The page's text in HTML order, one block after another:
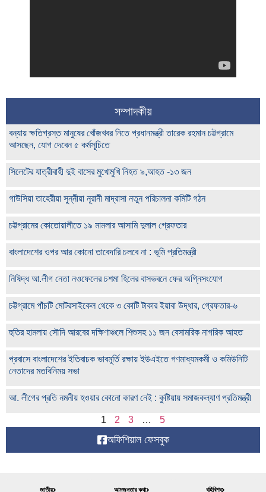
সম্পাদকীয়
বন্যায় ক্ষতিগ্রস্ত মানুষের খোঁজখবর নিতে প্রধানমন্ত্রী তারেক রহমান চট্টগ্রামে
আসছেন, যোগ দেবেন ৫ কর্মসূচিতে
সিলেটের যাত্রীবাহী দুই বাসের মুখোমুখি নিহত ৯,আহত -১৩ জন
গাউসিয়া তাহেরীয়া সুন্নীয়া নূরানী মাদ্রাসা নতুন পরিচালনা কমিটি গঠন
চট্টগ্রামের কোতোয়ালীতে ১৯ মামলার আসামি দুলাল গ্রেফতার
বাংলাদেশের ওপর আর কোনো তাবেদারি চলবে না : ভূমি প্রতিমন্ত্রী
নিষিদ্ধ আ.লীগ নেতা নওফেলের চশমা হিলের বাসভবনে ফের অগ্নিসংযোগ
চট্টগ্রামে পাঁচটি মোটরসাইকেল থেকে ৩ কোটি টাকার ইয়াবা উদ্ধার, গ্রেফতার-৬
হুতির হামলায় সৌদি আরবের দক্ষিণাঞ্চলে শিশুসহ ১১ জন বেসামরিক নাগরিক আহত
প্রবাসে বাংলাদেশের ইতিবাচক ভাবমূর্তি রক্ষায় ইউএইতে গণমাধ্যমকর্মী ও কমিউনিটি
নেতাদের মতবিনিময় সভা
আ. লীগের প্রতি নমনীয় হওয়ার কোনো কারণ নেই : কুষ্টিয়ায় সমাজকল্যাণ প্রতিমন্ত্রী
1 2 3 … 5
অফিশিয়াল ফেসবুক
জাতীয় আমজনতার কথা বহিবিশ্ব